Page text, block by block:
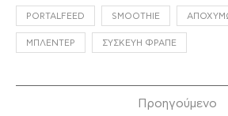
PORTALFEED SMOOTHIE
ΜΠΛΈΝΤΕΡ ΣΥΣΚΕΥΉ ΦΡΑΠΈ
Προηγούμενο